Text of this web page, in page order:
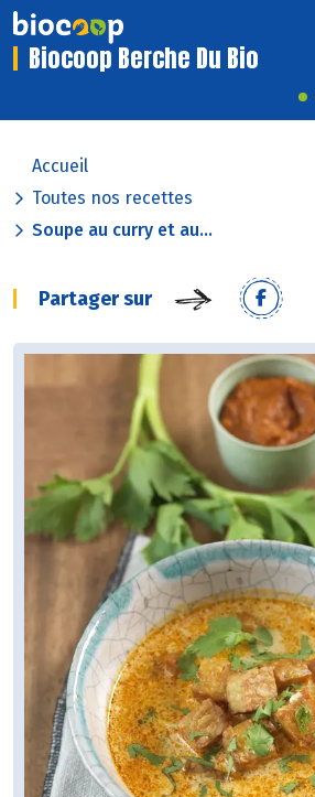
Biocoop Berche Du Bio
Accueil
Toutes nos recettes
Soupe au curry et au...
Partager sur